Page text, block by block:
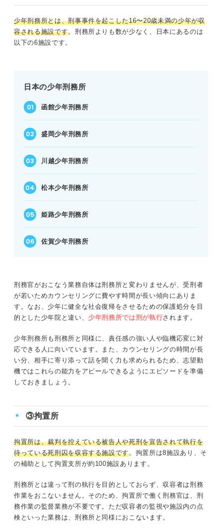
少年刑務所とは、刑事事件を起こした16〜20歳未満の少年が収
容される施設です。刑務所よりも数が少なく、日本にあるのは
以下の6施設です。
日本の少年刑務所
函館少年刑務所
盛岡少年刑務所
川越少年刑務所
松本少年刑務所
姫路少年刑務所
佐賀少年刑務所
刑務官がおこなう業務自体は刑務所と変わりませんが、受刑者
が若いためカウンセリングに費やす時間が長い傾向にありま
す。なお、少年に健全な社会復帰をさせるための保護処分を目
的とした少年院と違い、 少年刑務所では刑が執行されます。
少年刑務所も刑務所と同様に、責任感の強い人や臨機応変に対
応できる人に向いています。また、カウンセリングの時間が長
い分、相手に寄り添って話を聞く力も求められるため、志望動
機ではこれらの能力をアピールできるようにエピソードを準備
しておきましょう。
③拘置所
拘置所は、裁判を控えている被告人や死刑を宣告されて執行を
待っている死刑囚を収容する施設です。拘置所は8施設あり、そ
の補助として拘置支所が約100施設あります。
刑務所とは違って刑の執行を目的としておらず、収容者は刑務
作業をおこないません。そのため、拘置所で働く刑務官は、刑
務作業の監督業務が不要です。ただ収容者の監視や施設内の点
検といった業務は、刑務所と同様におこないます。